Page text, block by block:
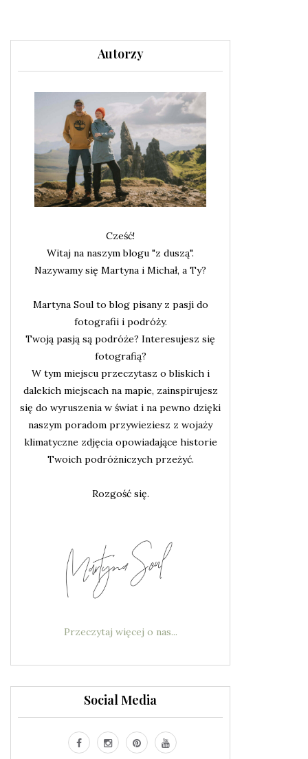
Autorzy
Cześć!
Witaj na naszym blogu "z duszą".
Nazywamy się Martyna i Michał, a Ty?
Martyna Soul to blog pisany z pasji do
fotografii i podróży.
Twoją pasją są podróże? Interesujesz się
fotografią?
W tym miejscu przeczytasz o bliskich i
dalekich miejscach na mapie, zainspirujesz
się do wyruszenia w świat i na pewno dzięki
naszym poradom przywieziesz z wojaży
klimatyczne zdjęcia opowiadające historie
Twoich podróżniczych przeżyć.
Rozgość się.
Przeczytaj więcej o nas...
Social Media